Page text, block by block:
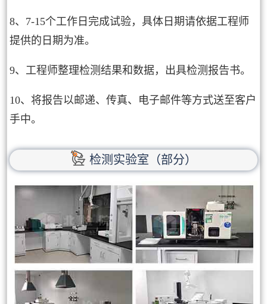
8、7-15个工作日完成试验，具体日期请依据工程师
提供的日期为准。
9、工程师整理检测结果和数据，出具检测报告书。
10、将报告以邮递、传真、电子邮件等方式送至客户
手中。
检测实验室（部分）